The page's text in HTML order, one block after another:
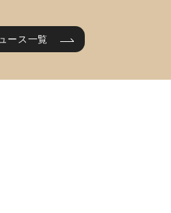
ース一覧